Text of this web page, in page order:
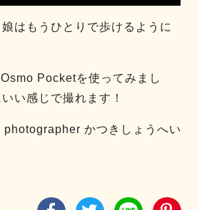
はもうひとりで歩けるように
Pocketを使ってみまし
い感じで撮れます！
photographer かつきしょうへい